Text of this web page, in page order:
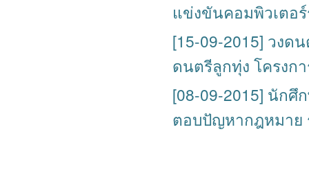
แข่งขันคอมพิวเตอร์
[15-09-2015] วงด
ดนตรีลูกทุ่ง โครงก
[08-09-2015] นักศึ
ตอบปัญหากฎหมาย